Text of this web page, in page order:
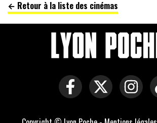
← Retour à la liste des cinémas